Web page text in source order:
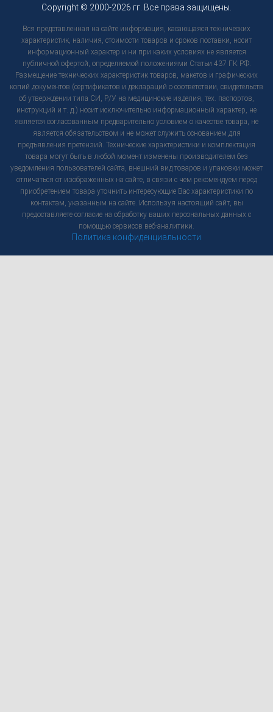
Copyright © 2000-2026 гг. Все права защищены.
Вся представленная на сайте информация, касающаяся технических
характеристик, наличия, стоимости товаров и сроков поставки, носит
информационный характер и ни при каких условиях не является
публичной офертой, определяемой положениями Статьи 437 ГК РФ.
Размещение технических характеристик товаров, макетов и графических
копий документов (сертификатов и деклараций о соответствии, свидетельств
об утверждении типа СИ, Р/У на медицинские изделия, тех. паспортов,
инструкций и т. д.) носит исключительно информационный характер, не
является согласованным предварительно условием о качестве товара, не
является обязательством и не может служить основанием для
предъявления претензий. Технические характеристики и комплектация
товара могут быть в любой момент изменены производителем без
уведомления пользователей сайта, внешний вид товаров и упаковки может
отличаться от изображенных на сайте, в связи с чем рекомендуем перед
приобретением товара уточнить интересующие Вас характеристики по
контактам, указанным на сайте. Используя настоящий сайт, вы
предоставляете согласие на обработку ваших персональных данных с
помощью сервисов веб-аналитики.
Политика конфиденциальности